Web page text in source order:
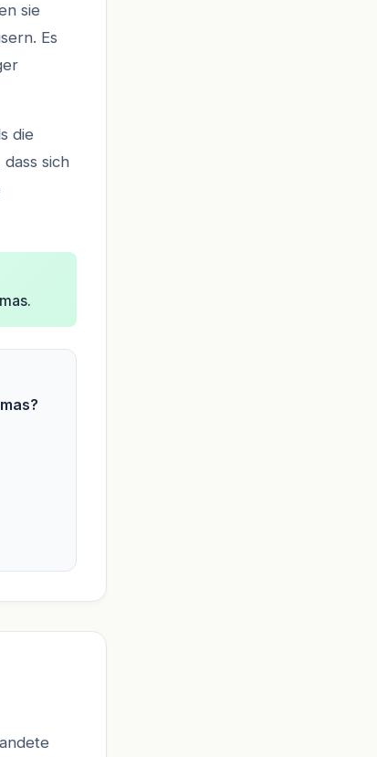
sie
Es
die
sich